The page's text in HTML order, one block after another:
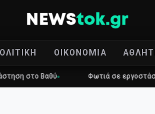
ΟΙΚΟΝΟΜΊΑ
Βαθύ Φωτιά σε εργοστάσιο